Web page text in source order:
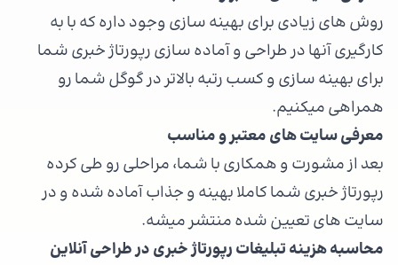
روش های زیادی برای بهینه سازی وجود داره که با به
کارگیری آنها در طراحی و آماده سازی رپورتاژ خبری شما
برای بهینه سازی و کسب رتبه بالاتر در گوگل شما رو
همراهی میکنیم.
معرفی سایت های معتبر و مناسب
بعد از مشورت و همکاری با شما، مراحلی رو طی کرده
رپورتاژ خبری شما کاملا بهینه و جذاب آماده شده و در
سایت های تعیین شده منتشر میشه.
محاسبه هزینه تبلیغات رپورتاژ خبری در طراحی آنلاین